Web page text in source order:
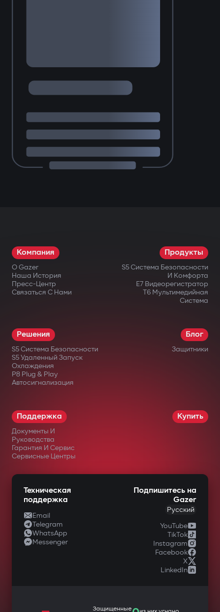
Компания
О Gazer
Наша История
Пресс-Центр
Связаться С Нами
Продукты
S5 Система Безопасности
И Комфорта
E7 Видеорегистратор
T6 Мультимедийная
Система
Решения
S5 Система Безопасности
S5 Удаленный Запуск
Охлаждения
P8 Plug & Play
Автосигнализация
Блог
Защитники
Поддержка
Документы И
Руководства
Гарантия И Сервис
Сервисные Центры
Купить
Техническая
поддержка
Email
Telegram
WhatsApp
Messenger
Подпишитесь на
Gazer
Русский
YouTube
TikTok
Instagram
Facebook
X
LinkedIn
Защищенные